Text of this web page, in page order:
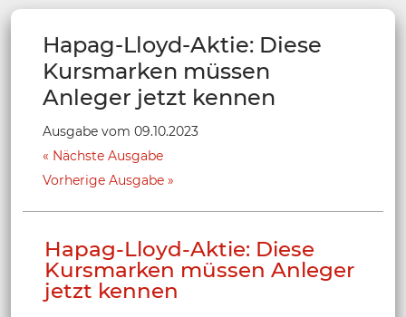
Hapag-Lloyd-Aktie: Diese
Kursmarken müssen
Anleger jetzt kennen
Ausgabe vom 09.10.2023
Nächste Ausgabe
Vorherige Ausgabe
Hapag-Lloyd-Aktie: Diese
Kursmarken müssen Anleger
jetzt kennen